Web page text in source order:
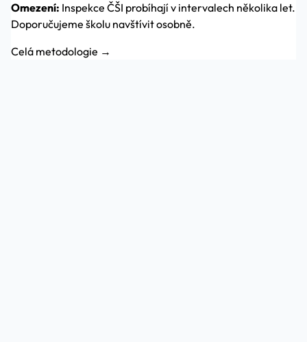
Omezení: Inspekce ČŠI probíhají v intervalech několika let.
Doporučujeme školu navštívit osobně.
Celá metodologie →